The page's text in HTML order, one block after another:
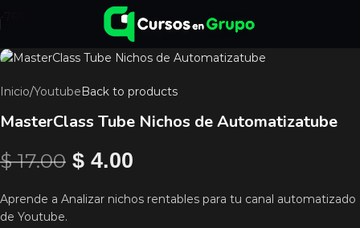
Inicio/Youtube Back to products
MasterClass Tube Nichos de Automatizatube
$17.00 $ 4.00
Aprende a Analizar nichos rentables para tu canal automatizado
de Youtube.